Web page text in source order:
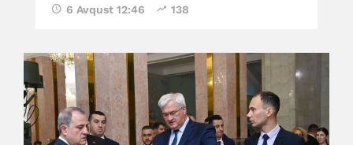
6 Avqust 12:46 138